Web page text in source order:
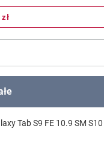
Tab S9 FE 10.9 SM